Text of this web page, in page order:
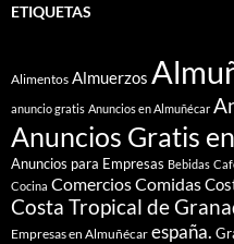
ETIQUETAS
Alimentos Almuerzos
anuncio gratis Anuncios en Almuñécar
Anuncios Gratis
Anuncios para Empresas Bebidas
Cocina ComerciosComidas
Costa Tropical de
Empresas en Almuñécar españa.